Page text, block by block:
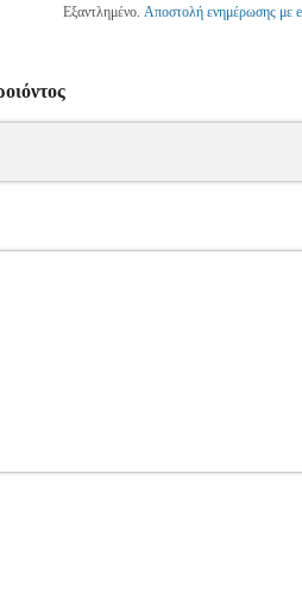
Εξαντλημένο. Αποστολή ενημέρωσης με
ELASTIC 5M EMERALD